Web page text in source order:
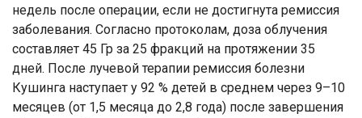
недель после операции, если не достигнута ремиссия
заболевания. Согласно протоколам, доза облучения
составляет 45 Гр за 25 фракций на протяжении 35
дней. После лучевой терапии ремиссия болезни
Кушинга наступает у 92 % детей в среднем через 9–10
месяцев (от 1,5 месяца до 2,8 года) после завершения